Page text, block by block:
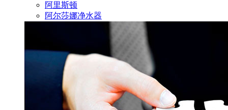
阿里斯顿
阿尔莎娜净水器